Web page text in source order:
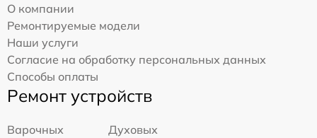
О компании
Ремонтируемые модели
Наши услуги
Согласие на обработку персональных данных
Способы оплаты
Ремонт устройств
Варочных
Духовых